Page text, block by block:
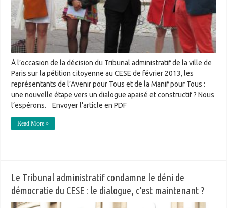
À l’occasion de la décision du Tribunal administratif de la ville de
Paris sur la pétition citoyenne au CESE de février 2013, les
représentants de l’Avenir pour Tous et de la Manif pour Tous :
une nouvelle étape vers un dialogue apaisé et constructif ? Nous
l’espérons. Envoyer l'article en PDF
Read More »
Le Tribunal administratif condamne le déni de
démocratie du CESE : le dialogue, c’est maintenant ?